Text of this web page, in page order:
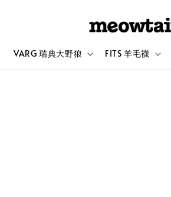
VARG 瑞典大野狼 FITS 羊毛襪